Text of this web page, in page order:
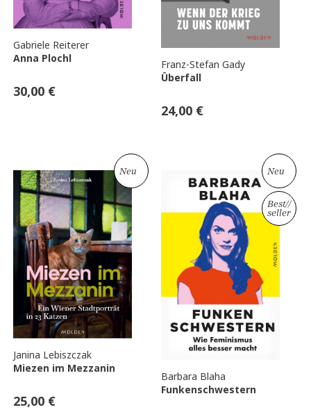
Gabriele Reiterer
Anna Plochl
30,00 €
Franz-Stefan Gady
Überfall
24,00 €
Neu
Janina Lebiszczak
Miezen im Mezzanin
25,00 €
Neu
Best//
seller
Barbara Blaha
Funkenschwestern